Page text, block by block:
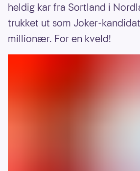
heldig kar fra Sortland i
trukket ut som Joker-
millionær. For en kveld!